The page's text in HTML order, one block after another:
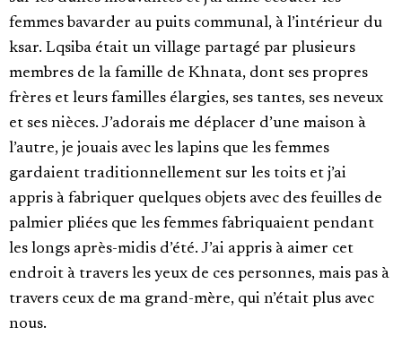
femmes bavarder au puits communal, à l’intérieur du
ksar. Lqsiba était un village partagé par plusieurs
membres de la famille de Khnata, dont ses propres
frères et leurs familles élargies, ses tantes, ses neveux
et ses nièces. J’adorais me déplacer d’une maison à
l’autre, je jouais avec les lapins que les femmes
gardaient traditionnellement sur les toits et j’ai
appris à fabriquer quelques objets avec des feuilles de
palmier pliées que les femmes fabriquaient pendant
les longs après-midis d’été. J’ai appris à aimer cet
endroit à travers les yeux de ces personnes, mais pas à
travers ceux de ma grand-mère, qui n’était plus avec
nous.